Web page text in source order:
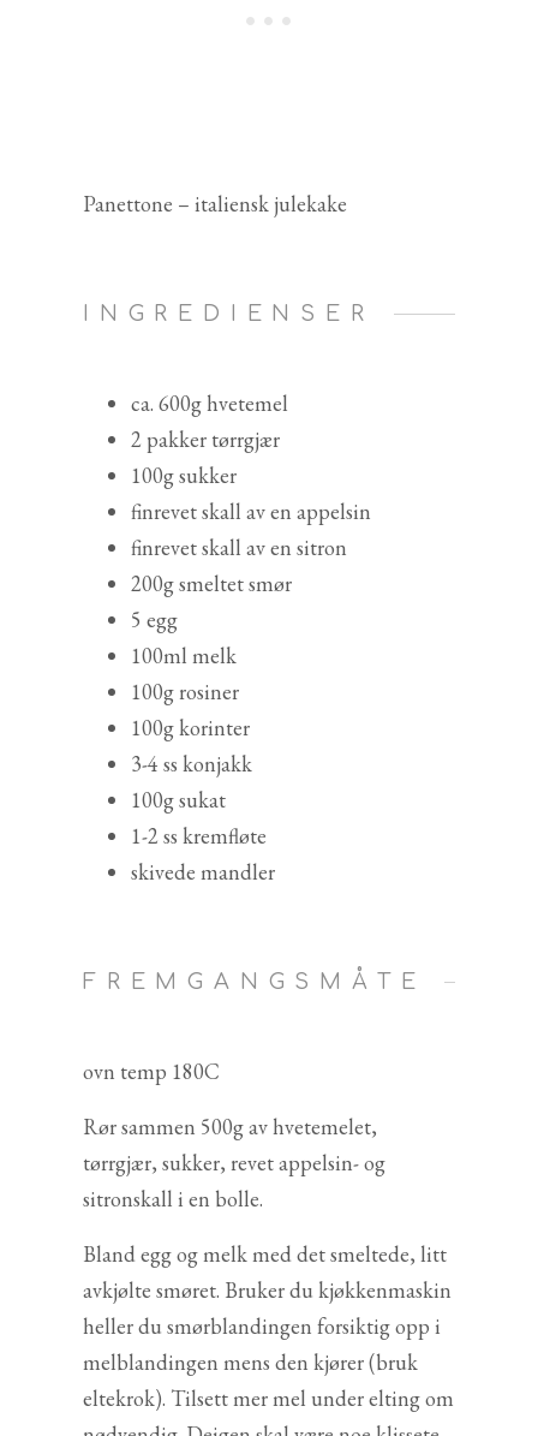
Panettone – italiensk julekake
INGREDIENSER
ca. 600g hvetemel
2 pakker tørrgjær
100g sukker
finrevet skall av en appelsin
finrevet skall av en sitron
200g smeltet smør
5 egg
100ml melk
100g rosiner
100g korinter
3-4 ss konjakk
100g sukat
1-2 ss kremfløte
skivede mandler
FREMGANGSMÅTE
ovn temp 180C
Rør sammen 500g av hvetemelet,
tørrgjær, sukker, revet appelsin- og
sitronskall i en bolle.
Bland egg og melk med det smeltede, litt
avkjølte smøret. Bruker du kjøkkenmaskin
heller du smørblandingen forsiktig opp i
melblandingen mens den kjører (bruk
eltekrok). Tilsett mer mel under elting om